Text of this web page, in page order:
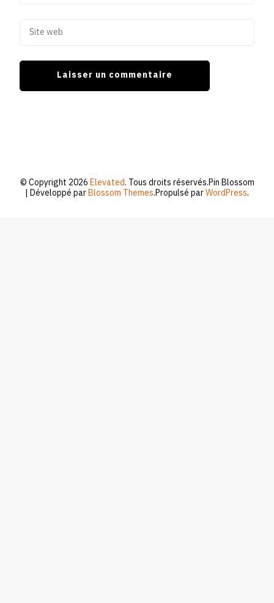
© Copyright 2026Elevated. Tous droits réservés.Pin Blossom
| Développé parBlossom Themes.Propulsé parWordPress.